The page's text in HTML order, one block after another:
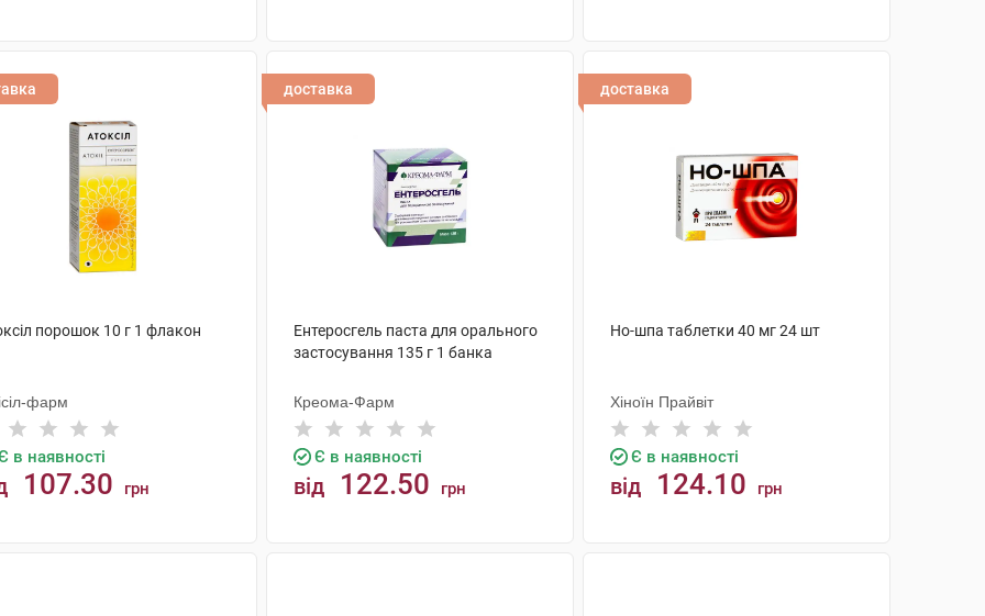
порошок 10 г 1 флакон
фарм
в наявності
107.30 грн
доставка
Ентеросгель паста для орального
застосування 135 г 1 банка
Креома-Фарм
Є в наявності
від 122.50 грн
доставка
Но-шпа таблетки 40 мг 24 шт
Хіноїн Прайвіт
Є в наявності
від 124.10 грн